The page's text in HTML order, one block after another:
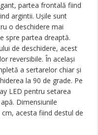
partea frontală fiind
argintii. Ușile sunt
o deschidere mai
spre partea dreaptă.
de deschidere, acest
reversibile. În același
a sertarelor chiar și
la 90 de grade. Pe
LED pentru setarea
Dimensiunile
acesta fiind destul de